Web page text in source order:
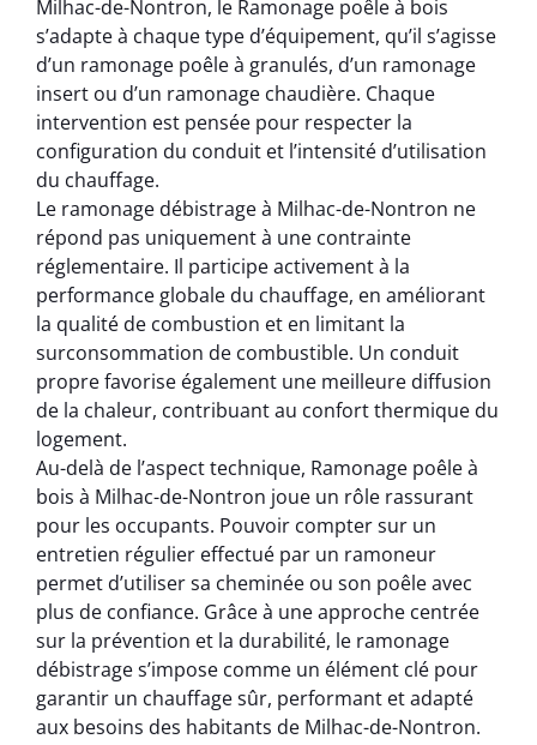
Milhac-de-Nontron, le Ramonage poêle à bois
s’adapte à chaque type d’équipement, qu’il s’agisse
d’un ramonage poêle à granulés, d’un ramonage
insert ou d’un ramonage chaudière. Chaque
intervention est pensée pour respecter la
configuration du conduit et l’intensité d’utilisation
du chauffage.
Le ramonage débistrage à Milhac-de-Nontron ne
répond pas uniquement à une contrainte
réglementaire. Il participe activement à la
performance globale du chauffage, en améliorant
la qualité de combustion et en limitant la
surconsommation de combustible. Un conduit
propre favorise également une meilleure diffusion
de la chaleur, contribuant au confort thermique du
logement.
Au-delà de l’aspect technique, Ramonage poêle à
bois à Milhac-de-Nontron joue un rôle rassurant
pour les occupants. Pouvoir compter sur un
entretien régulier effectué par un ramoneur
permet d’utiliser sa cheminée ou son poêle avec
plus de confiance. Grâce à une approche centrée
sur la prévention et la durabilité, le ramonage
débistrage s’impose comme un élément clé pour
garantir un chauffage sûr, performant et adapté
aux besoins des habitants de Milhac-de-Nontron.